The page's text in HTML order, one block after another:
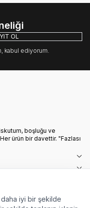
OL
kabul ediyorum.
boşluğu ve
ürün bir davettir. "Fazlası
iyi bir şekilde